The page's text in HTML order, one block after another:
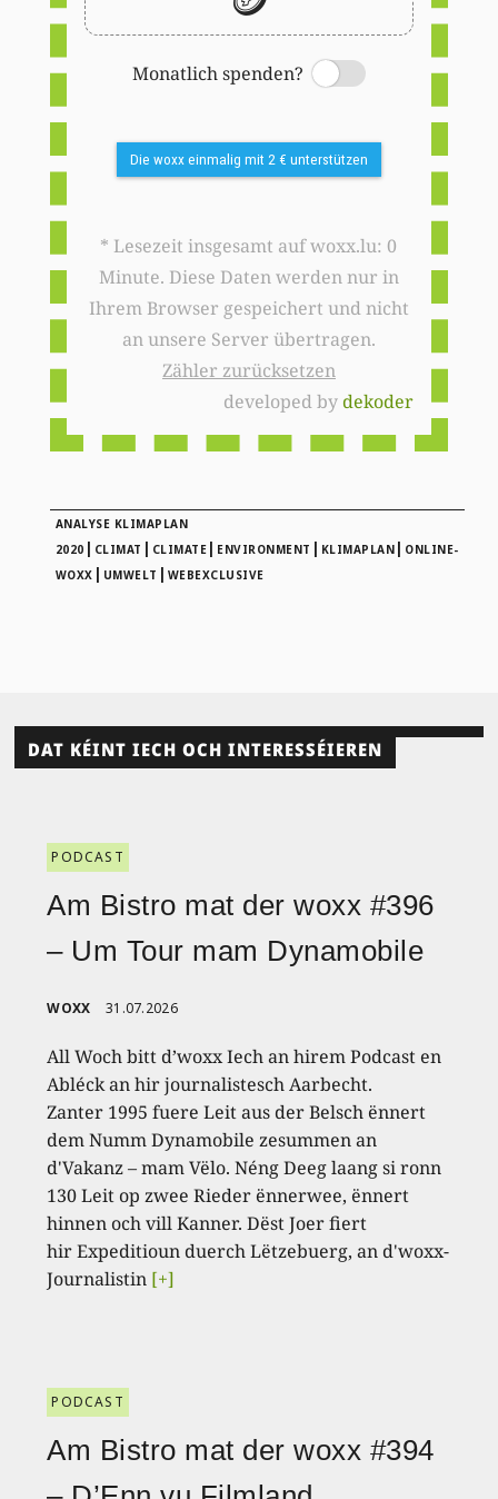
Monatlich spenden?
Switch
Die woxx einmalig mit 2 € unterstützen
* Lesezeit insgesamt auf woxx.lu: 0
Minute. Diese Daten werden nur in
Ihrem Browser gespeichert und nicht
an unsere Server übertragen.
Zähler zurücksetzen
developed bydekoder
ANALYSE KLIMAPLAN
2020 | CLIMAT | CLIMATE | ENVIRONMENT | KLIMAPLAN | ONLINE-
WOXX | UMWELT | WEBEXCLUSIVE
DAT KÉINT IECH OCH INTERESSÉIEREN
PODCAST
Am Bistro mat der woxx #396
– Um Tour mam Dynamobile
WOXX 31.07.2026
All Woch bitt d’woxx Iech an hirem Podcast en
Abléck an hir journalistesch Aarbecht.
Zanter 1995 fuere Leit aus der Belsch ënnert
dem Numm Dynamobile zesummen an
d'Vakanz – mam Vëlo. Néng Deeg laang si ronn
130 Leit op zwee Rieder ënnerwee, ënnert
hinnen och vill Kanner. Dëst Joer fiert
hir Expeditioun duerch Lëtzebuerg, an d'woxx-
Journalistin [+]
PODCAST
Am Bistro mat der woxx #394